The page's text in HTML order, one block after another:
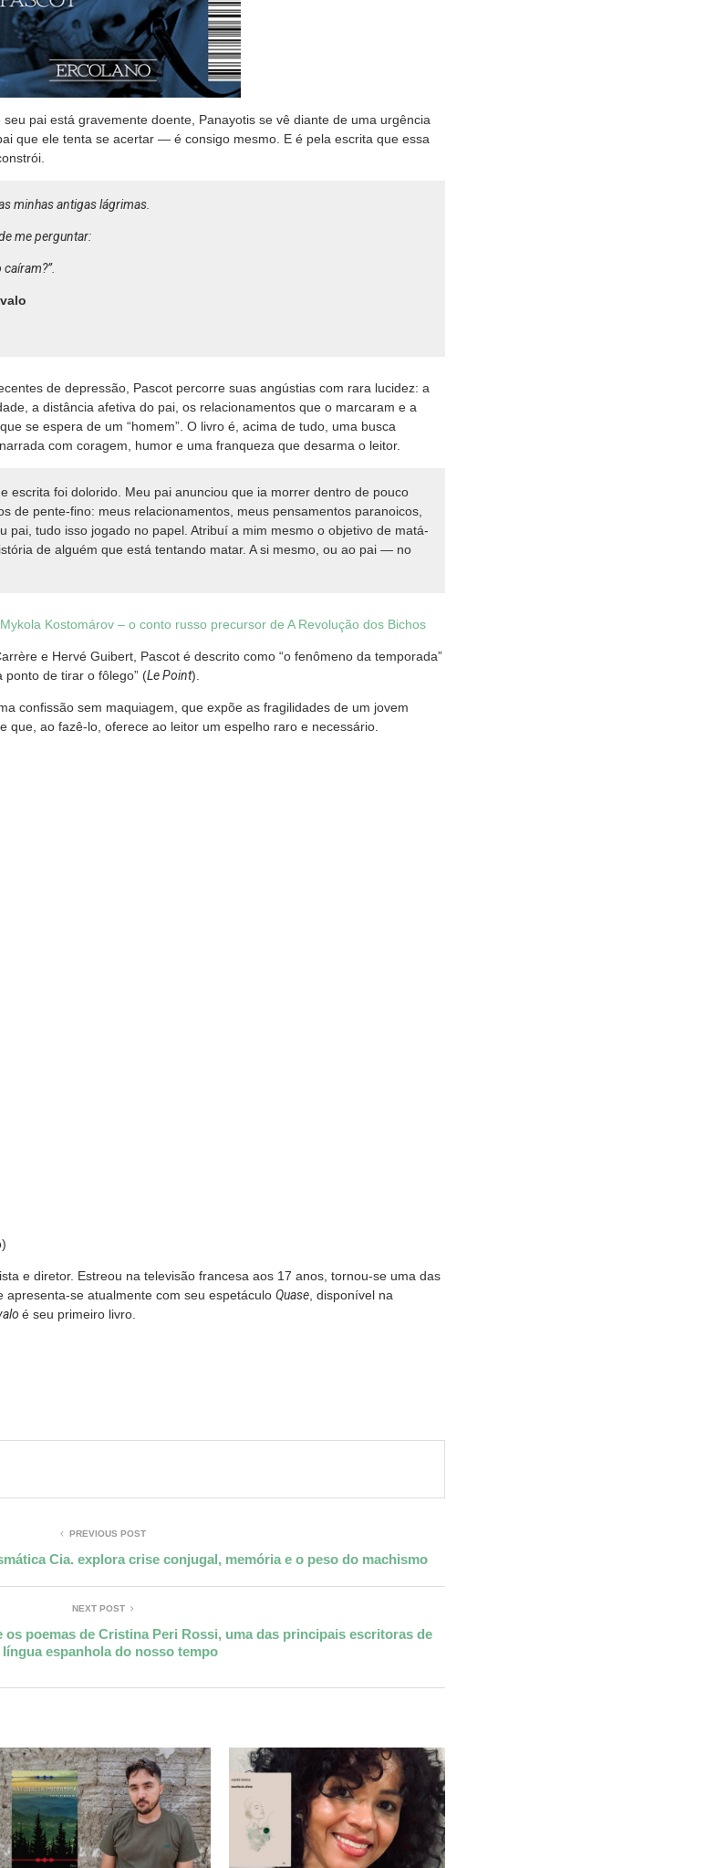
pai está gravemente doente, Panayotis se vê diante de uma urgência
que ele tenta se acertar — é consigo mesmo. E é pela escrita que essa
minhas antigas lágrimas.
me perguntar:
de depressão, Pascot percorre suas angústias com rara lucidez: a
a distância afetiva do pai, os relacionamentos que o marcaram e a
se espera de um “homem”. O livro é, acima de tudo, uma busca
com coragem, humor e uma franqueza que desarma o leitor.
escrita foi dolorido. Meu pai anunciou que ia morrer dentro de pouco
de pente-fino: meus relacionamentos, meus pensamentos paranoicos,
pai, tudo isso jogado no papel. Atribuí a mim mesmo o objetivo de matá-
de alguém que está tentando matar. A si mesmo, ou ao pai — no
Kostomárov – o conto russo precursor de A Revolução dos Bichos
e Hervé Guibert, Pascot é descrito como “o fenômeno da temporada”
ponto de tirar o fôlego” (Le Point).
confissão sem maquiagem, que expõe as fragilidades de um jovem
que, ao fazê-lo, oferece ao leitor um espelho raro e necessário.
e diretor. Estreou na televisão francesa aos 17 anos, tornou-se uma das
se atualmente com seu espetáculo Quase, disponível na
é seu primeiro livro.
PREVIOUS POST
Cia. explora crise conjugal, memória e o peso do machismo
NEXT POST
os poemas de Cristina Peri Rossi, uma das principais escritoras de
língua espanhola do nosso tempo